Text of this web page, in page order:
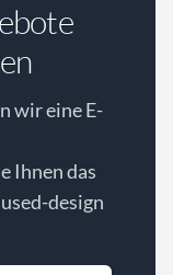
wir eine E-
Ihnen das
design